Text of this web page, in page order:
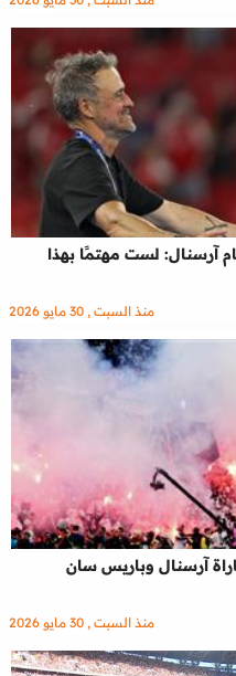
آرسنال: لست مهتمًا بهذا
منذ السبت , 30 مايو 2026
آرسنال وباريس سان
منذ السبت , 30 مايو 2026